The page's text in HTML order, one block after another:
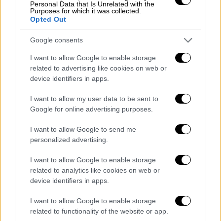
Personal Data that Is Unrelated with the
Purposes for which it was collected.
Opted Out
Google consents
I want to allow Google to enable storage
related to advertising like cookies on web or
device identifiers in apps.
I want to allow my user data to be sent to
Google for online advertising purposes.
I want to allow Google to send me
personalized advertising.
I want to allow Google to enable storage
related to analytics like cookies on web or
device identifiers in apps.
I want to allow Google to enable storage
related to functionality of the website or app.
για παράδειγμα η Μάρα Σαλβατρούτσα (MS-
13) από το Ελ Σαλβαδόρ, ή η Tren de Aragua
από τη Βενεζουέλα, που δρουν στις ΗΠΑ.
Κάποια έχουν την αμερικανική εθνικότητα.
Οι δηλώσεις του κ. Ρούμπιο μοιάζουν να
παραβλέπουν το γεγονός ότι με βάση την
επιτρέπεται η απέλαση Αμερικανών σε κράτη
του εξωτερικού.
Ντόναλντ Τραμπέχει ανακοινώσει πως
εδάφους(την αυτόματη απόκτηση της
υπηκοότητας οποιουδήποτε παιδιού
γεννιέται στις ΗΠΑ) και συνεχίζει την
εκστρατεία μαζικών απελάσεων παράτυπων
μεταναστών. Έχει πει μάλιστα πως έχει